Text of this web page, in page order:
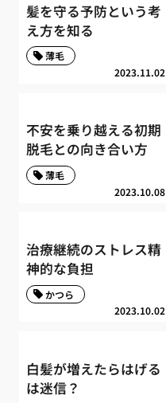
髪を守る予防という考
え方を知る
2023.11.02
薄毛
不安を乗り越える初期
脱毛との向き合い方
2023.10.08
薄毛
治療継続のストレス精
神的な負担
2023.10.02
かつら
白髪が増えたらはげる
は迷信？